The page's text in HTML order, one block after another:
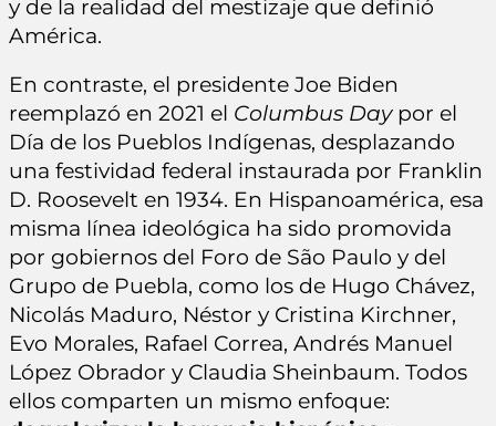
y de la realidad del mestizaje que definió
América.
En contraste, el presidente Joe Biden
reemplazó en 2021 el Columbus Daypor el
Día de los Pueblos Indígenas, desplazando
una festividad federal instaurada por Franklin
D. Roosevelt en 1934. En Hispanoamérica, esa
misma línea ideológica ha sido promovida
por gobiernos del Foro de São Paulo y del
Grupo de Puebla, como los de Hugo Chávez,
Nicolás Maduro, Néstor y Cristina Kirchner,
Evo Morales, Rafael Correa, Andrés Manuel
López Obrador y Claudia Sheinbaum. Todos
ellos comparten un mismo enfoque: